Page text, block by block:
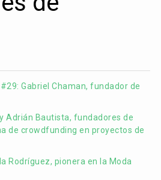
Gabriel Chaman, fundador de
Adrián Bautista, fundadores de
de crowdfunding en proyectos de
Rodríguez, pionera en la Moda